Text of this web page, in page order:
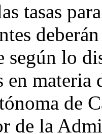
tasas
según lo
en materia
de
de la